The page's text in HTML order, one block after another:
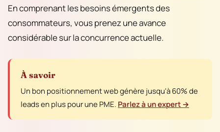
En comprenant les besoins émergents des
consommateurs, vous prenez une avance
considérable sur la concurrence actuelle.
À savoir
Un bon positionnement web génère jusqu'à 60% de
leads en plus pour une PME. Parlez à un expert →